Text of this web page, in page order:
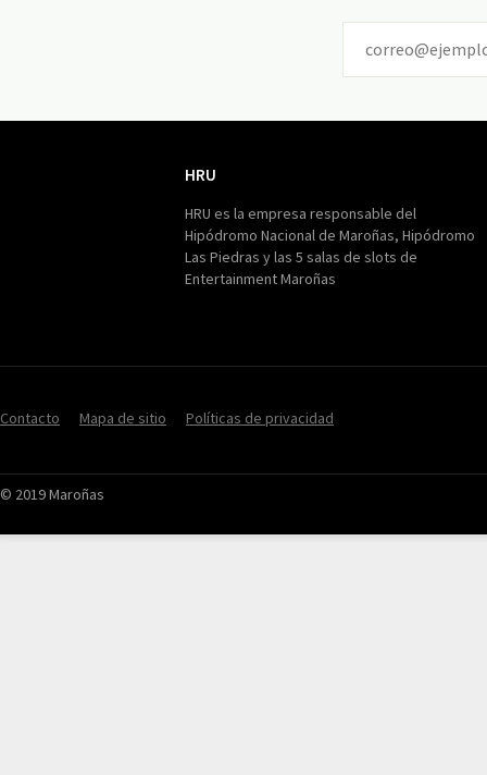
HRU
HRU es la empresa responsable del
Hipódromo Nacional de Maroñas, Hipódromo
Las Piedras y las 5 salas de slots de
Entertainment Maroñas
Contacto Mapa de sitio Políticas de privacidad
© 2019 Maroñas